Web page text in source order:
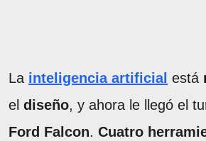
La inteligencia artificial está
el diseño, y ahora le llegó el
Ford Falcon. Cuatro